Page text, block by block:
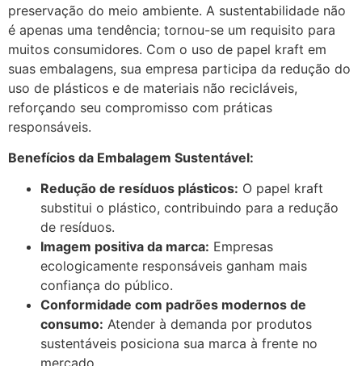
preservação do meio ambiente. A sustentabilidade não
é apenas uma tendência; tornou-se um requisito para
muitos consumidores. Com o uso de papel kraft em
suas embalagens, sua empresa participa da redução do
uso de plásticos e de materiais não recicláveis,
reforçando seu compromisso com práticas
responsáveis.
Benefícios da Embalagem Sustentável:
Redução de resíduos plásticos: O papel kraft
substitui o plástico, contribuindo para a redução
de resíduos.
Imagem positiva da marca: Empresas
ecologicamente responsáveis ganham mais
confiança do público.
Conformidade com padrões modernos de
consumo: Atender à demanda por produtos
sustentáveis posiciona sua marca à frente no